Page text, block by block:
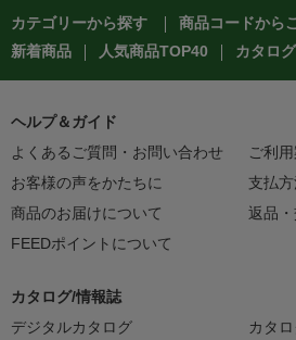
カテゴリーから探す
商品コードから
新着商品
人気商品TOP40 カタログ
ヘルプ＆ガイド
よくあるご質問・お問い合わせ
ご利
お客様の声をかたちに
支払
商品のお届けについて
返品
FEEDポイントについて
カタログ/情報誌
デジタルカタログ
カタ